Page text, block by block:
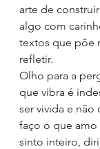
arte de
algo com
textos que põe
refletir.
Olho para a
que vibra é
ser vivida e não
faço o que amo
sinto inteiro,